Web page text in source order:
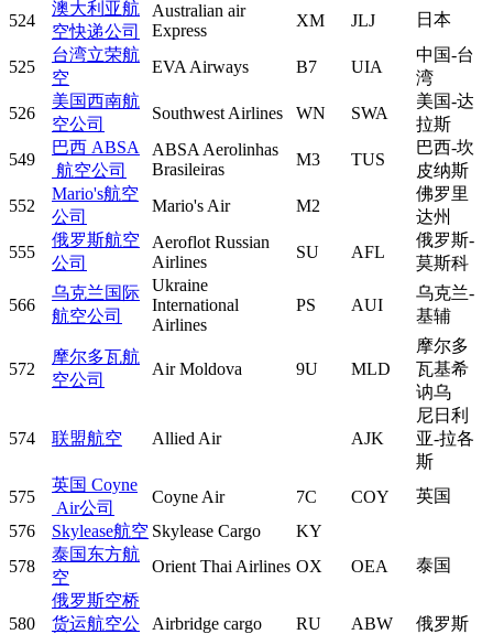
524
澳大利亚航
空快递公司
Australian air
Express
XM JLJ 日本
525
台湾立荣航
空
EVA Airways B7 UIA
中国-台
湾
526
美国西南航
空公司
Southwest Airlines WN SWA
美国-达
拉斯
549
巴西 ABSA
航空公司
ABSA Aerolinhas
Brasileiras
M3 TUS
巴西-坎
皮纳斯
552
Mario's航空
公司
Mario's Air M2
佛罗里
达州
555
俄罗斯航空
公司
Aeroflot Russian
Airlines
SU AFL
俄罗斯-
莫斯科
566
乌克兰国际
航空公司
Ukraine
International
Airlines
PS AUI
乌克兰-
基辅
572
摩尔多瓦航
空公司
Air Moldova 9U MLD
摩尔多
瓦基希
讷乌
574 联盟航空 Allied Air AJK
尼日利
亚-拉各
斯
575
英国 Coyne
Air公司
Coyne Air 7C COY
英国
576
Skylease航空 Skylease Cargo
KY
578
泰国东方航
空
Orient Thai Airlines OX OEA 泰国
580
俄罗斯空桥
货运航空公
Airbridge cargo RU ABW 俄罗斯